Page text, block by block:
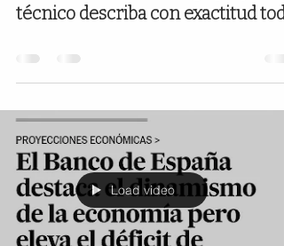
técnico describa con exactitud
Load video